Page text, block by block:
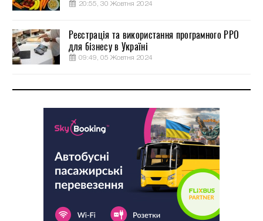
20:55, 30 Жовтня 2024
Реєстрація та використання програмного РРО
для бізнесу в Україні
09:49, 05 Жовтня 2024